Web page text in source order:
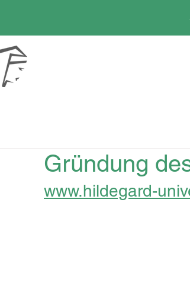
Gründung
www.hildegard-